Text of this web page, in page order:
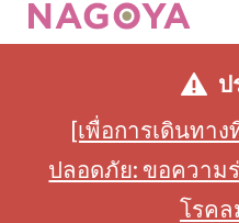
ป
[เพื่อการเดินทา
ปลอดภัย: ขอความ
โรค